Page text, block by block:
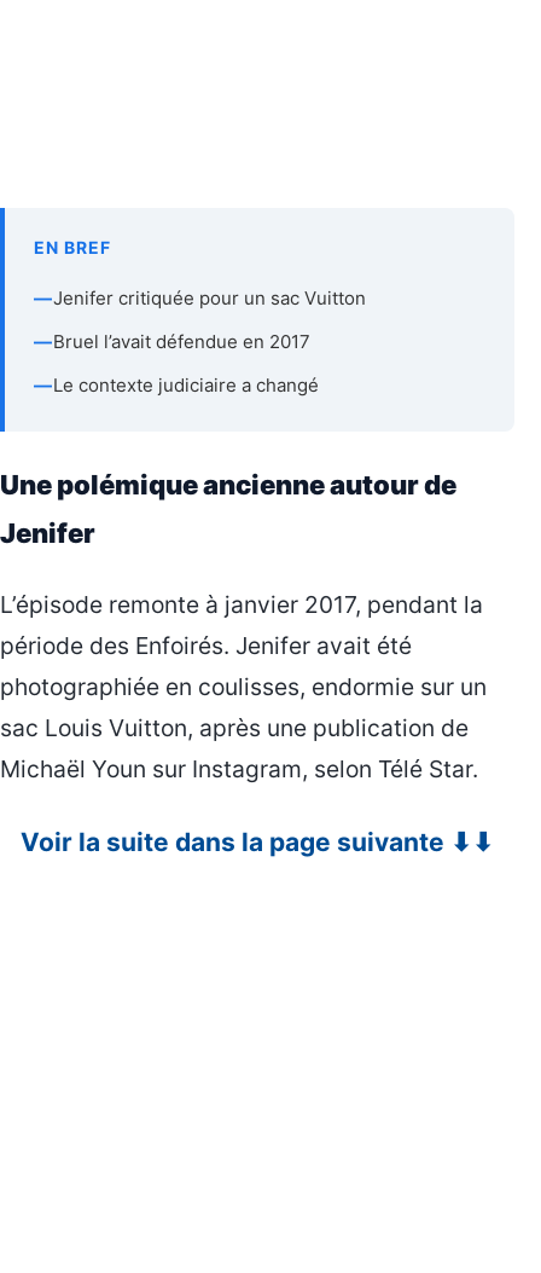
EN BREF
—Jenifer critiquée pour un sac Vuitton
—Bruel l’avait défendue en 2017
—Le contexte judiciaire a changé
Une polémique ancienne autour de
Jenifer
L’épisode remonte à janvier 2017, pendant la
période des Enfoirés. Jenifer avait été
photographiée en coulisses, endormie sur un
sac Louis Vuitton, après une publication de
Michaël Youn sur Instagram, selon Télé Star.
Voir la suite dans la page suivante ⬇⬇